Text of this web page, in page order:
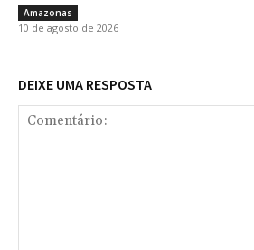
Amazonas
10 de agosto de 2026
DEIXE UMA RESPOSTA